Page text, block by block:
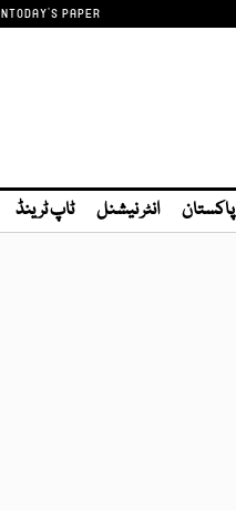
TODAY'S PAPER
پاکستان انٹر نیشنل ٹاپ ٹرینڈ